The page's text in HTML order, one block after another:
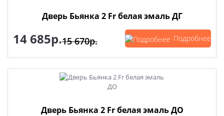
Дверь Бьянка 2 Fr белая эмаль ДГ
14 685р.15 670р. Подробнее
Дверь Бьянка 2 Fr белая эмаль ДО